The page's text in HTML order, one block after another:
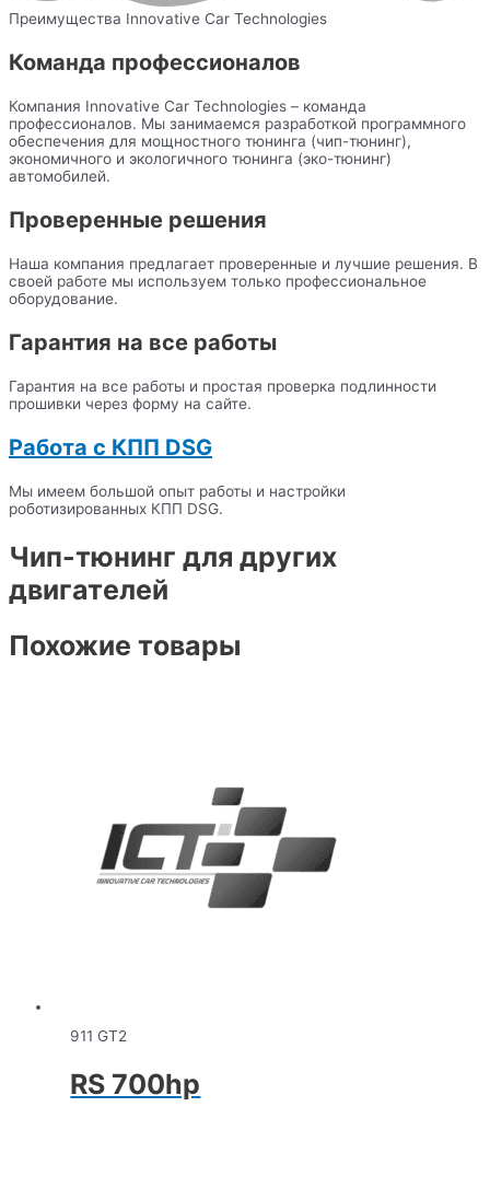
Преимущества Innovative Car Technologies
Команда профессионалов
Компания Innovative Car Technologies – команда
профессионалов. Мы занимаемся разработкой программного
обеспечения для мощностного тюнинга (чип-тюнинг),
экономичного и экологичного тюнинга (эко-тюнинг)
автомобилей.
Проверенные решения
Наша компания предлагает проверенные и лучшие решения. В
своей работе мы используем только профессиональное
оборудование.
Гарантия на все работы
Гарантия на все работы и простая проверка подлинности
прошивки через форму на сайте.
Работа с КПП DSG
Мы имеем большой опыт работы и настройки
роботизированных КПП DSG.
Чип-тюнинг для других
двигателей
Похожие товары
911 GT2
RS 700hp